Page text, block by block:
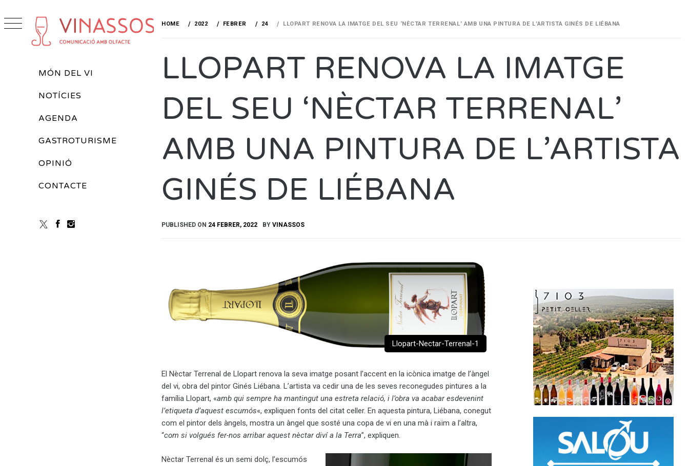
Primary
MÓN DEL VI
NOTÍCIES
AGENDA
GASTROTURISME
OPINIÓ
CONTACTE
to
content
HOME 2022 FEBRER 24 LLOPART RENOVA LA IMATGE DEL SEU ‘NÈCTAR TERRENAL’ AMB UNA PINTURA DE L’ARTISTA GINÉS DE LIÉBANA
LLOPART RENOVA LA IMATGE
DEL SEU ‘NÈCTAR TERRENAL’
AMB UNA PINTURA DE L’ARTISTA
GINÉS DE LIÉBANA
PUBLISHED ON 24 FEBRER, 2022 BY VINASSOS
Llopart-Nectar-Terrenal-1
El Nèctar Terrenal de Llopart renova la seva imatge posant l’accent en la icònica imatge de l’àngel
del vi, obra del pintor Ginés Liébana. L’artista va cedir una de les seves reconegudes pintures a la
família Llopart, «amb qui sempre ha mantingut una estreta relació, i l’obra va acabar esdevenint
l’etiqueta d’aquest escumós«, expliquen fonts del citat celler. En aquesta pintura, Liébana, conegut
com el pintor dels àngels, mostra un àngel que sosté una copa de vi en una mà i raïm a l’altra,
“com si volgués fer-nos arribar aquest nèctar diví a la Terra”, expliquen.
Nèctar Terrenal és un semi dolç, l’escumós